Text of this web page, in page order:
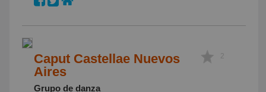
Caput Castellae Nuevos
Aires
Grupo de danza
2